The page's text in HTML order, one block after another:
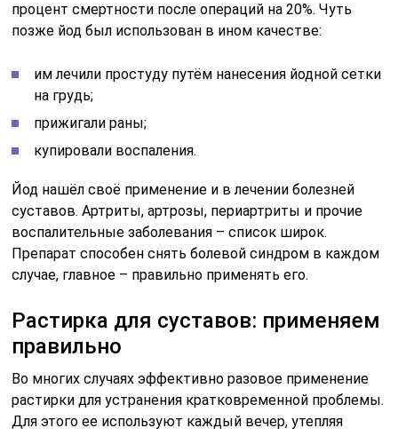
процент смертности после операций на 20%. Чуть
позже йод был использован в ином качестве:
им лечили простуду путём нанесения йодной сетки
на грудь;
прижигали раны;
купировали воспаления.
Йод нашёл своё применение и в лечении болезней
суставов. Артриты, артрозы, периартриты и прочие
воспалительные заболевания – список широк.
Препарат способен снять болевой синдром в каждом
случае, главное – правильно применять его.
Растирка для суставов: применяем
правильно
Во многих случаях эффективно разовое применение
растирки для устранения кратковременной проблемы.
Для этого ее используют каждый вечер, утепляя